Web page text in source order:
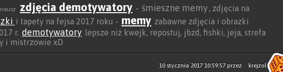
zdjęcia demotywatory - śmieszne memy, zdjęcia na
i tapety na fejsa 2017 roku - memy zabawne zdjęcia i obrazki
r. demotywatory lepsze niż kwejk, repostuj, jbzd, fishki, jeja, strefa
i mistrzowie xD
10 stycznia 2017 10:59:57przez krejzol